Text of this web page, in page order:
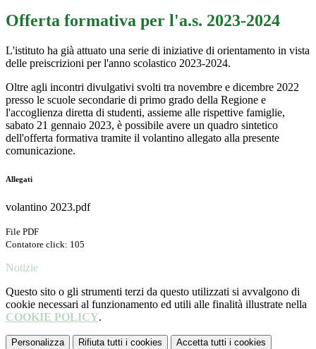
Offerta formativa per l'a.s. 2023-2024
L'istituto ha già attuato una serie di iniziative di orientamento in vista
delle preiscrizioni per l'anno scolastico 2023-2024.
Oltre agli incontri divulgativi svolti tra novembre e dicembre 2022
presso le scuole secondarie di primo grado della Regione e
l'accoglienza diretta di studenti, assieme alle rispettive famiglie,
sabato 21 gennaio 2023, è possibile avere un quadro sintetico
dell'offerta formativa tramite il volantino allegato alla presente
comunicazione.
Allegati
volantino 2023.pdf
File PDF
Contatore click: 105
Notizie
Questo sito o gli strumenti terzi da questo utilizzati si avvalgono di
cookie necessari al funzionamento ed utili alle finalità illustrate nella
COOKIE POLICY.
Personalizza Rifiuta tutti i cookies Accetta tutti i cookies